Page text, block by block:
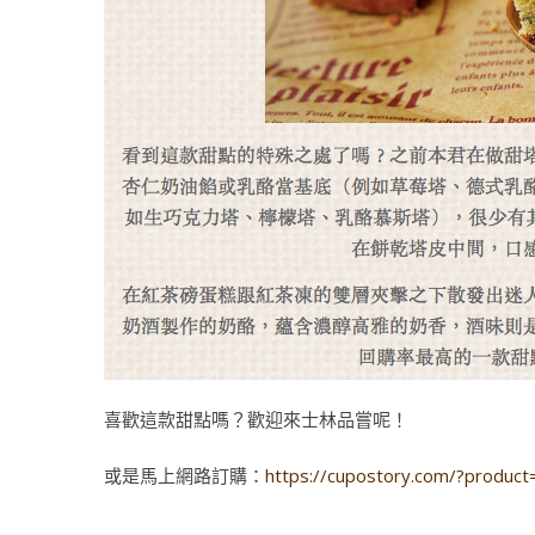
喜歡這款甜點嗎？歡迎來士林品嘗呢！
或是馬上網路訂購： https://cupostory.com/